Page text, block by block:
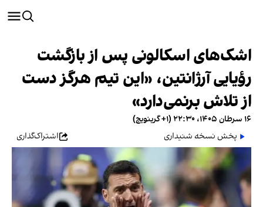
اشک‌های اسکالونی پس از بازگشت
رؤیایی آرژانتین، «این تیم هرگز دست
از تلاش برنمی‌دارد»
۱۶ سرطان ۱۴۰۵، ۲۲:۳۰ (‎+۱ گرینویچ)
پخش نسخه شنیداری
اشتراک‌گذاری